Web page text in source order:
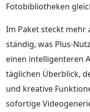
Fotobibliotheken
Im Paket steckt mehr
ständig, was Plus-
einen intelligenteren
täglichen Überblick,
und kreative
sofortige